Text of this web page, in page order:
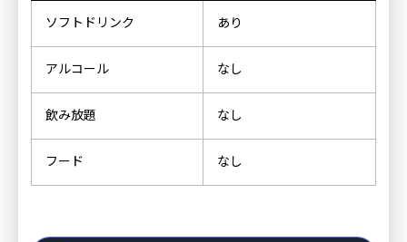
ソフトドリンク あり
アルコール なし
飲み放題 なし
フード なし